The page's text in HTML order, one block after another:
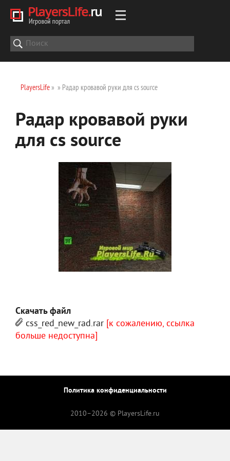
PlayersLife» » Радар кровавой руки для cs source
Радар кровавой руки
для cs source
Скачать файл
css_red_new_rad.rar [к сожалению, ссылка
больше недоступна]
Политика конфиденциальности
2010–2026 © PlayersLife.ru